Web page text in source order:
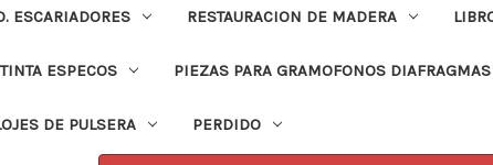
ESCARIADORES RESTAURACION DE MADERA
ESPECOS PIEZAS PARA GRAMOFONOS
DE PULSERA PERDIDO